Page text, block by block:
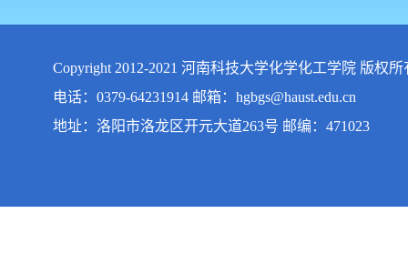
Copyright 2012-2021 河南科技大学化学化工学院 版权所
电话：0379-64231914 邮箱：hgbgs@haust.edu.cn
地址：洛阳市洛龙区开元大道263号 邮编：471023